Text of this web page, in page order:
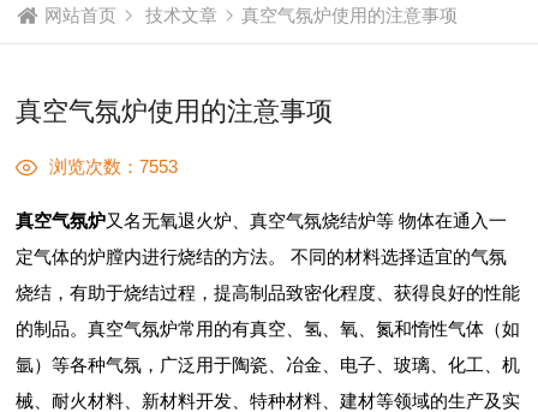
网站首页 技术文章 真空气氛炉使用的注意事项
真空气氛炉使用的注意事项
浏览次数：7553
真空气氛炉又名无氧退火炉、真空气氛烧结炉等 物体在通入一
定气体的炉膛内进行烧结的方法。 不同的材料选择适宜的气氛
烧结，有助于烧结过程，提高制品致密化程度、获得良好的性能
的制品。真空气氛炉常用的有真空、氢、氧、氮和惰性气体（如
氩）等各种气氛，广泛用于陶瓷、冶金、电子、玻璃、化工、机
械、耐火材料、新材料开发、特种材料、建材等领域的生产及实